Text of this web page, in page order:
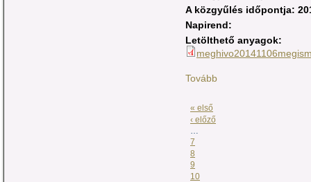
A közgyűlés időpontja:
Napirend:
Letölthető anyagok:
Tovább
« első
‹ előző
…
7
8
9
10